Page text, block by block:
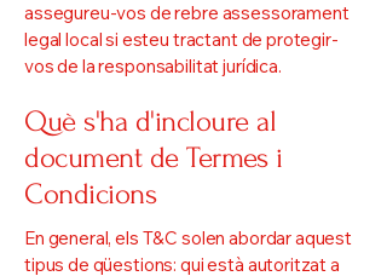
assegureu-vos de rebre assessorament
legal local si esteu tractant de protegir-
vos de la responsabilitat jurídica.
Què s'ha d'incloure al
document de Termes i
Condicions
En general, els T&C solen abordar aquest
tipus de qüestions: qui està autoritzat a